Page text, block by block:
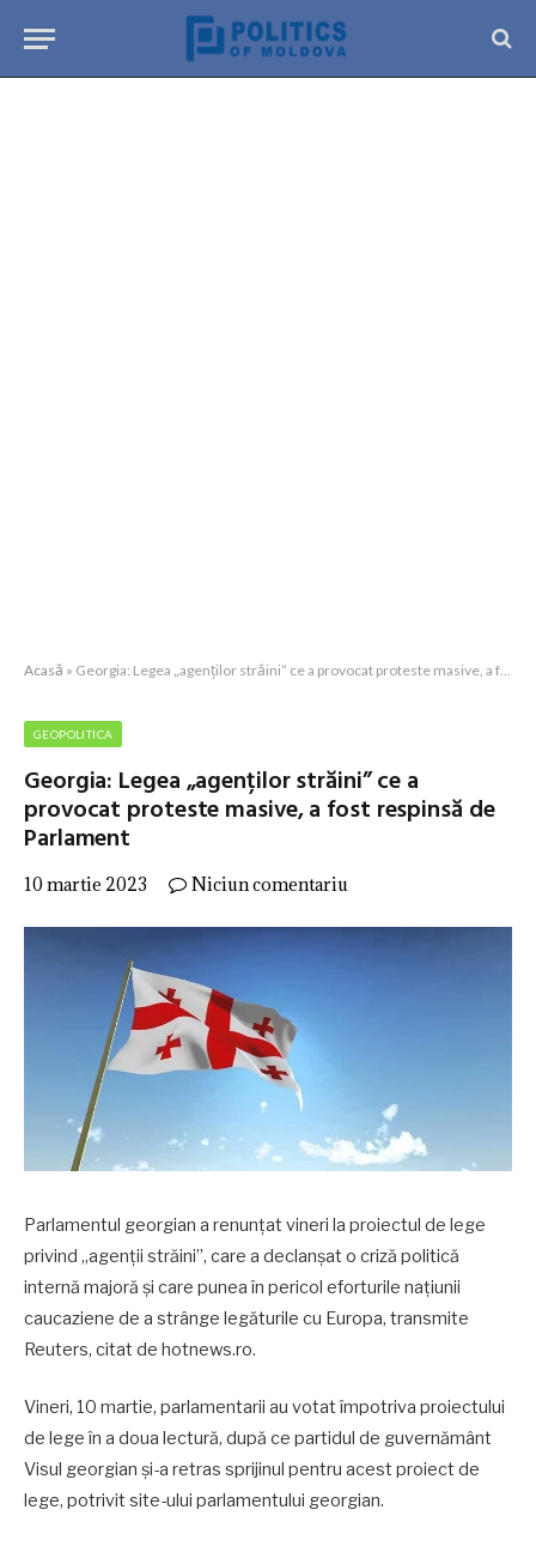
Acasă » Georgia: Legea „agenților străini” ce a provocat proteste masive, a fost respinsă de Parlament
GEOPOLITICA
Georgia: Legea „agenților străini” ce a
provocat proteste masive, a fost respinsă de
Parlament
10 martie 2023 Niciun comentariu
Parlamentul georgian a renunțat vineri la proiectul de lege
privind „agenții străini”, care a declanșat o criză politică
internă majoră și care punea în pericol eforturile națiunii
caucaziene de a strânge legăturile cu Europa, transmite
Reuters, citat de hotnews.ro.
Vineri, 10 martie, parlamentarii au votat împotriva proiectului
de lege în a doua lectură, după ce partidul de guvernământ
Visul georgian și-a retras sprijinul pentru acest proiect de
lege, potrivit site-ului parlamentului georgian.